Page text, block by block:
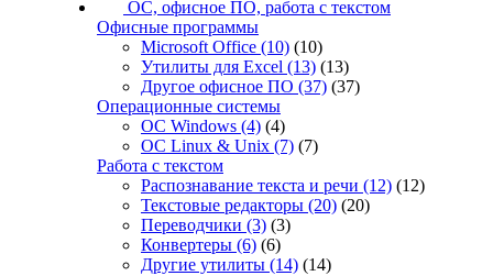
ОС, офисное ПО, работа с текстом
Офисные программы
Microsoft Office (10) (10)
Утилиты для Excel (13) (13)
Другое офисное ПО (37) (37)
Операционные системы
ОС Windows (4) (4)
ОС Linux & Unix (7) (7)
Работа с текстом
Распознавание текста и речи (12) (12)
Текстовые редакторы (20) (20)
Переводчики (3) (3)
Конвертеры (6) (6)
Другие утилиты (14) (14)